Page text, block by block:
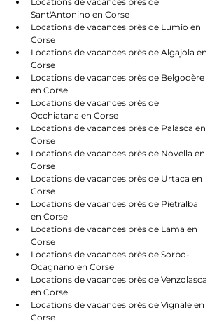
Sant'Antonino en Corse
Locations de vacances près de Lumio en
Corse
Locations de vacances près de Algajola en
Corse
Locations de vacances près de Belgodère
en Corse
Locations de vacances près de
Occhiatana en Corse
Locations de vacances près de Palasca en
Corse
Locations de vacances près de Novella en
Corse
Locations de vacances près de Urtaca en
Corse
Locations de vacances près de Pietralba
en Corse
Locations de vacances près de Lama en
Corse
Locations de vacances près de Sorbo-
Ocagnano en Corse
Locations de vacances près de Venzolasca
en Corse
Locations de vacances près de Vignale en
Corse